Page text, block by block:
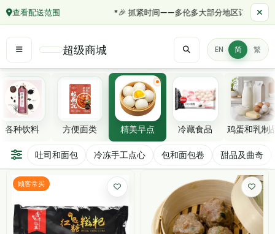
查看配送范围 *🎉 抓紧时间——多伦多大部分地区订单满 $50 的当日
超级商城 EN 简 繁
精选分类
各种饮料 方便面类 精美早点 冷藏食品 鸡蛋和乳制
精美早点
筛选/排序
吐司和面包 冷冻手工点心 包和面包卷 甜品及曲奇
顾客常买